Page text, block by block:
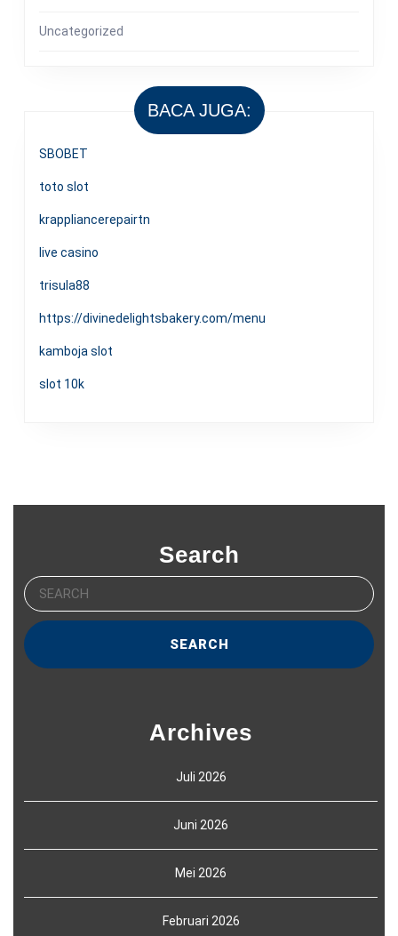
Uncategorized
BACA JUGA:
SBOBET
toto slot
krappliancerepairtn
live casino
trisula88
https://divinedelightsbakery.com/menu
kamboja slot
slot 10k
Search
Search
for:
Archives
Juli 2026
Juni 2026
Mei 2026
Februari 2026